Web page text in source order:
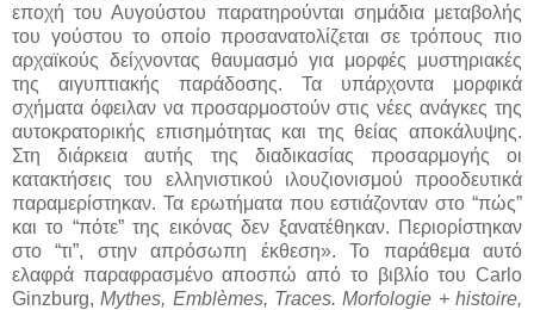
εποχή του Αυγούστου παρατηρούνται σημάδια μεταβολής
του γούστου το οποίο προσανατολίζεται σε τρόπους πιο
αρχαϊκούς δείχνοντας θαυμασμό για μορφές μυστηριακές
της αιγυπτιακής παράδοσης. Τα υπάρχοντα μορφικά
σχήματα όφειλαν να προσαρμοστούν στις νέες ανάγκες της
αυτοκρατορικής επισημότητας και της θείας αποκάλυψης.
Στη διάρκεια αυτής της διαδικασίας προσαρμογής οι
κατακτήσεις του ελληνιστικού ιλουζιονισμού προοδευτικά
παραμερίστηκαν. Τα ερωτήματα που εστιάζονταν στο “πώς”
και το “πότε” της εικόνας δεν ξανατέθηκαν. Περιορίστηκαν
στο “τι”, στην απρόσωπη έκθεση». Το παράθεμα αυτό
ελαφρά παραφρασμένο αποσπώ από το βιβλίο του Carlo
Ginzburg,Mythes, Emblèmes, Traces. Morfologie + histoire,